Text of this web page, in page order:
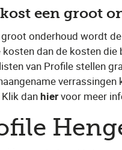
een groot
groot onderhoud wordt
kosten dan de kosten die
van Profile stellen
dan hier voor meer